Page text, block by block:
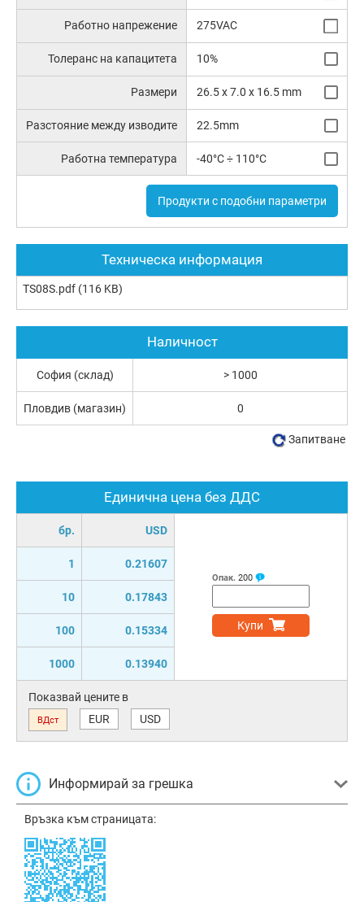
Работно напрежение 275VAC
Толеранс на капацитета 10%
Размери 26.5 x 7.0 x 16.5 mm
Разстояние между изводите 22.5mm
Работна температура -40°C ÷ 110°C
Продукти с подобни параметри
Техническа информация
TS08S.pdf (116 KB)
Единична цена без ДДС
бр. USD
1 0.21607
10 0.17843
100 0.15334
1000 0.13940
Опак. 200
Купи
Показвай цените в
ВДст EUR USD
Информирай за грешка
Връзка към страницата:
Наличност
София (склад) > 1000
Пловдив (магазин) 0
Запитване